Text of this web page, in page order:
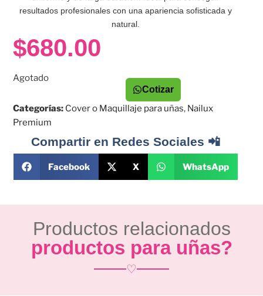
resultados profesionales con una apariencia sofisticada y
natural.
$680.00
Agotado
Cotizar
Categorías: Cover o Maquillaje para uñas, Nailux
Premium
Compartir en Redes Sociales 📲
Facebook X WhatsApp
Productos relacionados
productos para uñas?
♡